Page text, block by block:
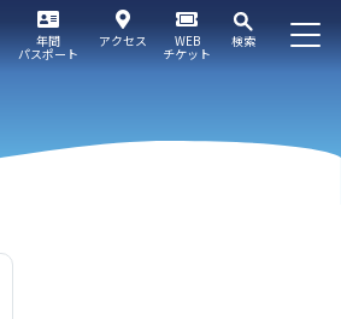
WEB
チケット
検索
年間
パスポート
アクセス